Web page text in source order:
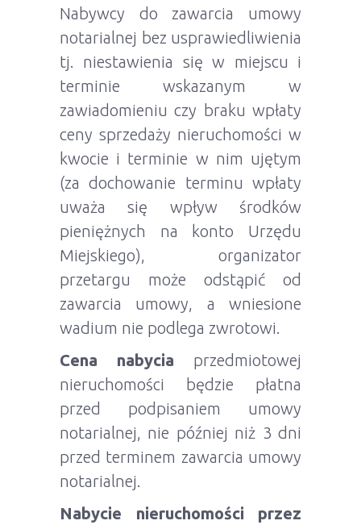
Nabywcy do zawarcia umowy
notarialnej bez usprawiedliwienia
tj. niestawienia się w miejscu i
terminie wskazanym w
zawiadomieniu czy braku wpłaty
ceny sprzedaży nieruchomości w
kwocie i terminie w nim ujętym
(za dochowanie terminu wpłaty
uważa się wpływ środków
pieniężnych na konto Urzędu
Miejskiego), organizator
przetargu może odstąpić od
zawarcia umowy, a wniesione
wadium nie podlega zwrotowi.
Cena nabycia przedmiotowej
nieruchomości będzie płatna
przed podpisaniem umowy
notarialnej, nie później niż 3 dni
przed terminem zawarcia umowy
notarialnej.
Nabycie nieruchomości przez